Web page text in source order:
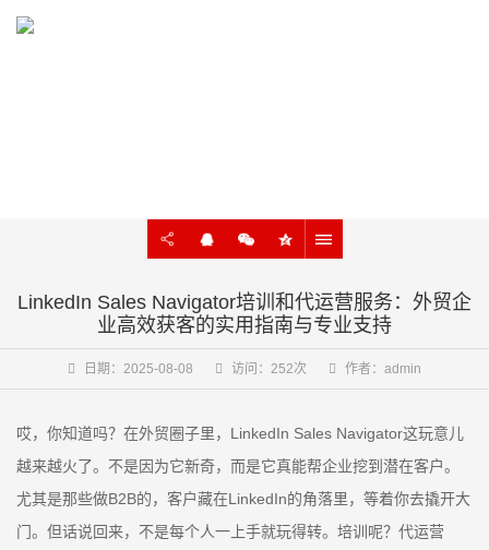
LinkedIn Sales Navigator培训和代运营服务：外贸企
业高效获客的实用指南与专业支持
日期：2025-08-08 访问：252次 作者：admin
哎，你知道吗？在外贸圈子里，LinkedIn Sales Navigator这玩意儿
越来越火了。不是因为它新奇，而是它真能帮企业挖到潜在客户。
尤其是那些做B2B的，客户藏在LinkedIn的角落里，等着你去撬开大
门。但话说回来，不是每个人一上手就玩得转。培训呢？代运营